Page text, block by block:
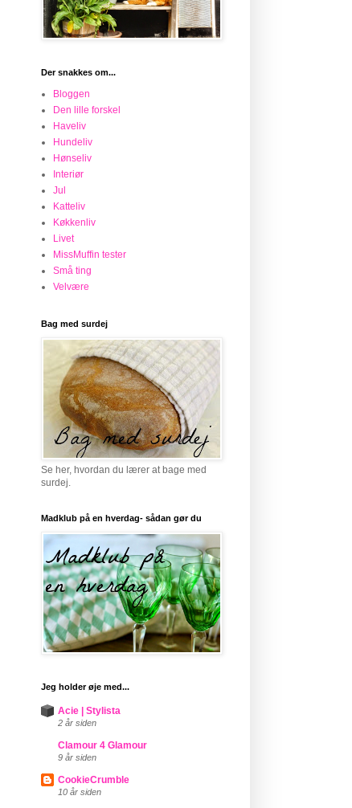
Der snakkes om...
Bloggen
Den lille forskel
Haveliv
Hundeliv
Hønseliv
Interiør
Jul
Katteliv
Køkkenliv
Livet
MissMuffin tester
Små ting
Velvære
Bag med surdej
Se her, hvordan du lærer at bage med
surdej.
Madklub på en hverdag- sådan gør du
Jeg holder øje med...
Acie | Stylista
2 år siden
Clamour 4 Glamour
9 år siden
CookieCrumble
10 år siden